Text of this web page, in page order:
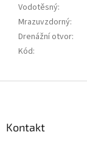
Vodotěsný:
Mrazuvzdorný:
Drenážní otvor:
Kód:
Kontakt